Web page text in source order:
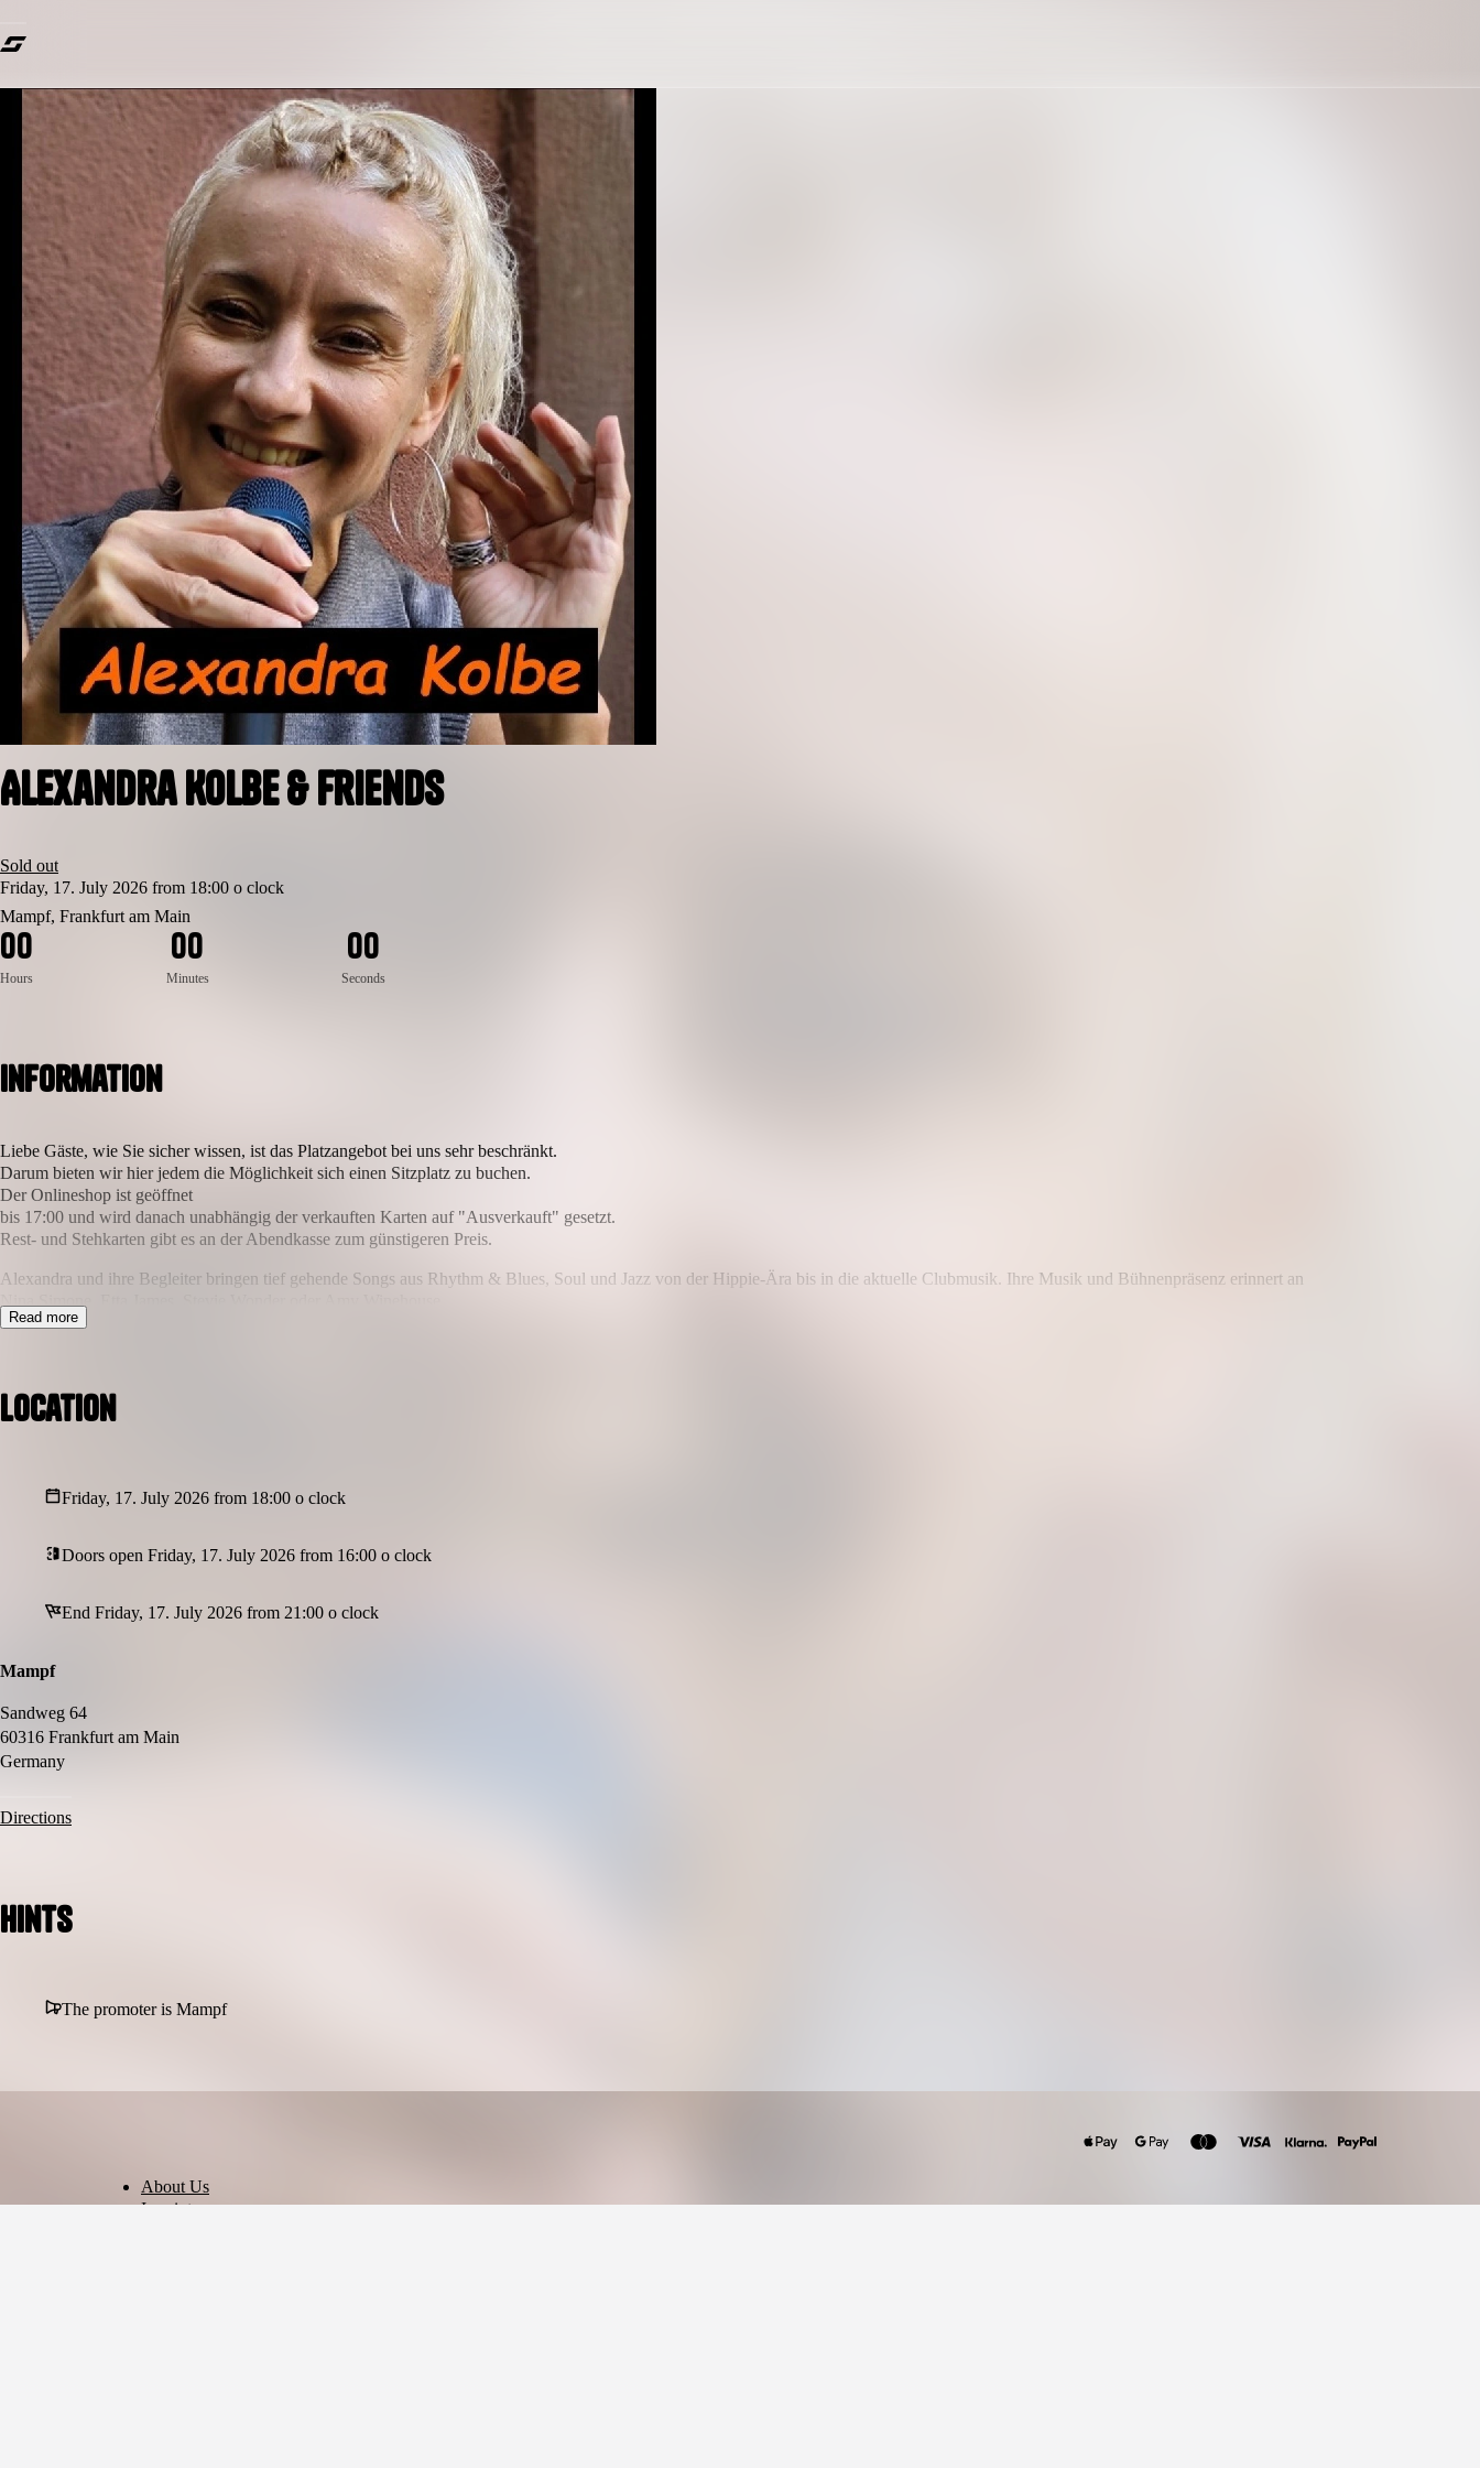
Alexandra Kolbe & Friends
Sold out
Friday, 17. July 2026 from 18:00 o clock
Mampf, Frankfurt am Main
00
Hours
00
Minutes
00
Seconds
Information
Liebe Gäste, wie Sie sicher wissen, ist das Platzangebot bei uns sehr beschränkt.
Darum bieten wir hier jedem die Möglichkeit sich einen Sitzplatz zu buchen.
Der Onlineshop ist geöffnet
bis 17:00 und wird danach unabhängig der verkauften Karten auf "Ausverkauft" gesetzt.
Rest- und Stehkarten gibt es an der Abendkasse zum günstigeren Preis.
Alexandra und ihre Begleiter bringen tief gehende Songs aus Rhythm & Blues, Soul und Jazz von der Hippie-Ära bis in die aktuelle Clubmusik. Ihre Musik und Bühnenpräsenz erinnert an
Read more
Location
Friday, 17. July 2026 from 18:00 o clock
Doors open Friday, 17. July 2026 from 16:00 o clock
End Friday, 17. July 2026 from 21:00 o clock
Mampf
Sandweg 64
60316 Frankfurt am Main
Germany
Directions
Hints
The promoter is Mampf
About Us
Imprint